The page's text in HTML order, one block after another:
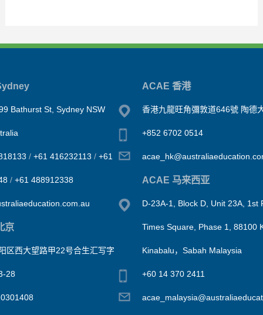
Bathurst St, Sydney NSW
/ +61 416232113 / +61
/ +61 488912338
京
区西大望路甲22号合生汇写字
28
ACAE 香港
香港九龍旺角彌敦道646號 陶德
+852 6702 0514
ACAE 马来西亚
D-23A-1, Block D, Unit 23A, 1st
Times Square, Phase 1, 88100
Kinabalu，Sabah Malaysia
+60 14 370 2411